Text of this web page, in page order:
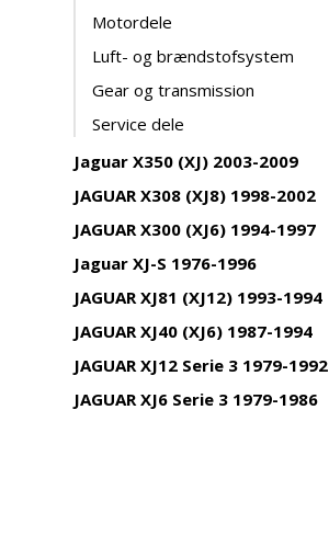
Motordele
Luft- og brændstofsystem
Gear og transmission
Service dele
Jaguar X350 (XJ) 2003-2009
JAGUAR X308 (XJ8) 1998-2002
JAGUAR X300 (XJ6) 1994-1997
Jaguar XJ-S 1976-1996
JAGUAR XJ81 (XJ12) 1993-1994
JAGUAR XJ40 (XJ6) 1987-1994
JAGUAR XJ12 Serie 3 1979-1992
JAGUAR XJ6 Serie 3 1979-1986